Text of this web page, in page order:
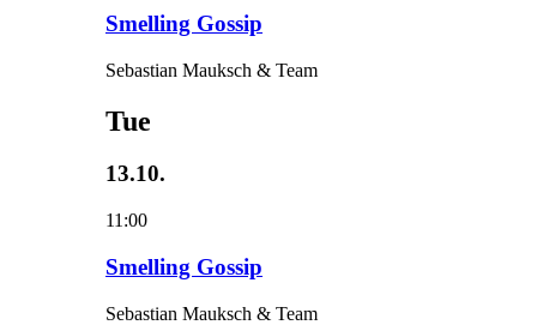
Smelling Gossip
Sebastian Mauksch & Team
Tue
13.10.
11:00
Smelling Gossip
Sebastian Mauksch & Team